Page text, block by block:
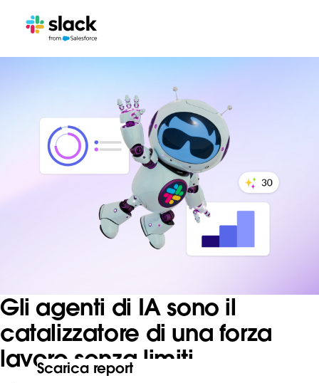
Gli agenti di IA sono il
catalizzatore di una forza
lavoro senza limiti
Scarica report